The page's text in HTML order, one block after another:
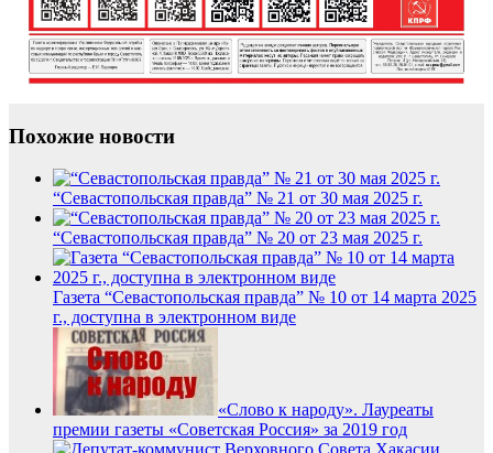
Похожие новости
“Севастопольская правда” № 21 от 30 мая 2025 г.
“Севастопольская правда” № 20 от 23 мая 2025 г.
Газета “Севастопольская правда” № 10 от 14 марта 2025
г., доступна в электронном виде
«Слово к народу». Лауреаты
премии газеты «Советская Россия» за 2019 год